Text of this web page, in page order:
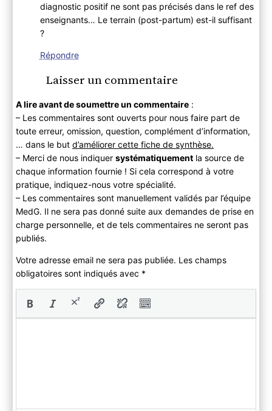
diagnostic positif ne sont pas précisés dans le ref des
enseignants… Le terrain (post-partum) est-il suffisant
?
Répondre
Laisser un commentaire
A lire avant de soumettre un commentaire:
– Les commentaires sont ouverts pour nous faire part de
toute erreur, omission, question, complément d’information,
… dans le but d’améliorer cette fiche de synthèse.
– Merci de nous indiquer systématiquementla source de
chaque information fournie ! Si cela correspond à votre
pratique, indiquez-nous votre spécialité.
– Les commentaires sont manuellement validés par l’équipe
MedG. Il ne sera pas donné suite aux demandes de prise en
charge personnelle, et de tels commentaires ne seront pas
publiés.
Votre adresse email ne sera pas publiée. Les champs
obligatoires sont indiqués avec *